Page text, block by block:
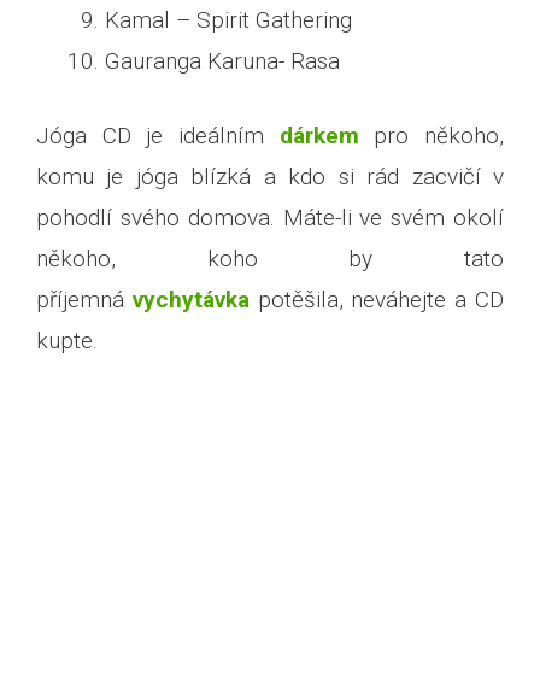
Kamal – Spirit Gathering
Gauranga Karuna- Rasa
Jóga CD je ideálním dárkem pro někoho,
komu je jóga blízká a kdo si rád zacvičí v
pohodlí svého domova. Máte-li ve svém okolí
někoho, koho by tato
příjemná vychytávka potěšila, neváhejte a CD
kupte.